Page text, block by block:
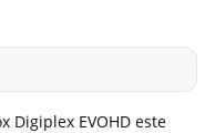
Digiplex EVOHD este